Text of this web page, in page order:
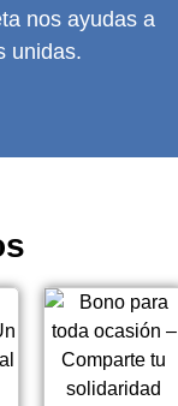
nos ayudas a
unidas.